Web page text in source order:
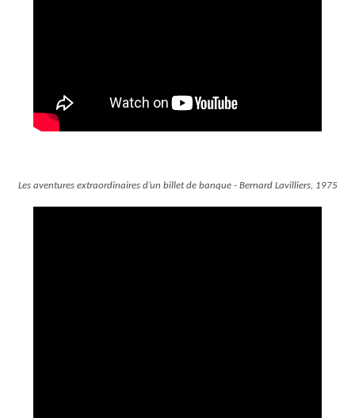
Les aventures extraordinaires d’un billet de banque - Bernard Lavilliers, 1975